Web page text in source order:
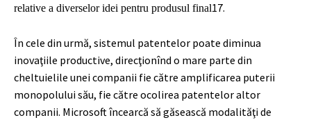
relative a diverselor idei pentru produsul final17.
În cele din urmă, sistemul patentelor poate diminua
inovaţiile productive, direcţionînd o mare parte din
cheltuielile unei companii fie către amplificarea puterii
monopolului său, fie către ocolirea patentelor altor
companii. Microsoft încearcă să găsească modalităţi de